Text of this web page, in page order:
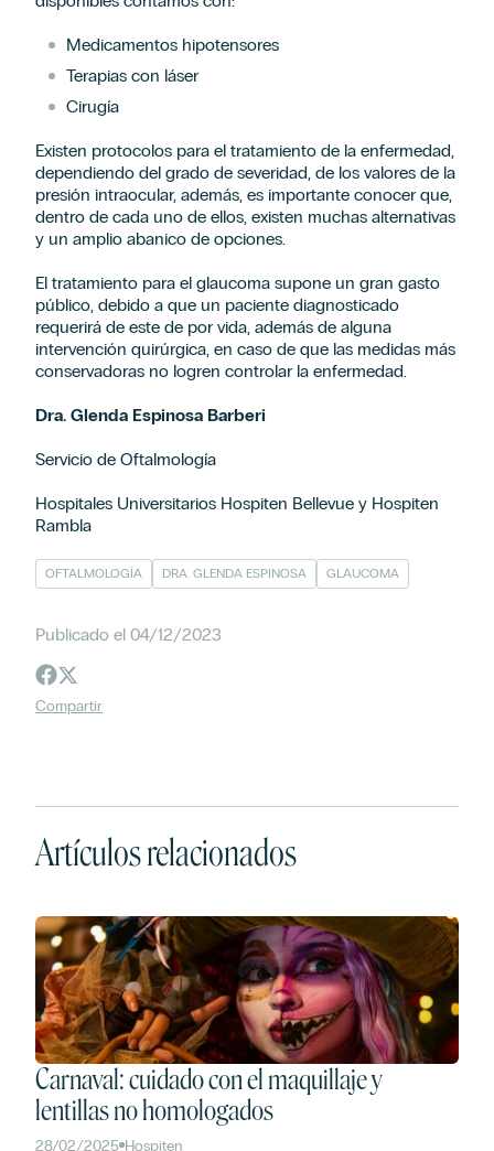
Publicado el 04/12/2023
Compartir
Medicamentos hipotensores
Terapias con láser
Cirugía
Existen protocolos para el tratamiento de la enfermedad,
dependiendo del grado de severidad, de los valores de la
presión intraocular, además, es importante conocer que,
dentro de cada uno de ellos, existen muchas alternativas
y un amplio abanico de opciones.
El tratamiento para el glaucoma supone un gran gasto
público, debido a que un paciente diagnosticado
requerirá de este de por vida, además de alguna
intervención quirúrgica, en caso de que las medidas más
conservadoras no logren controlar la enfermedad.
Dra. Glenda Espinosa Barberi
Servicio de Oftalmología
Hospitales Universitarios Hospiten Bellevue y Hospiten
Rambla
OFTALMOLOGÍA DRA. GLENDA ESPINOSA GLAUCOMA
Artículos relacionados
Carnaval: cuidado con el maquillaje y
lentillas no homologados
28/02/2025 Hospiten